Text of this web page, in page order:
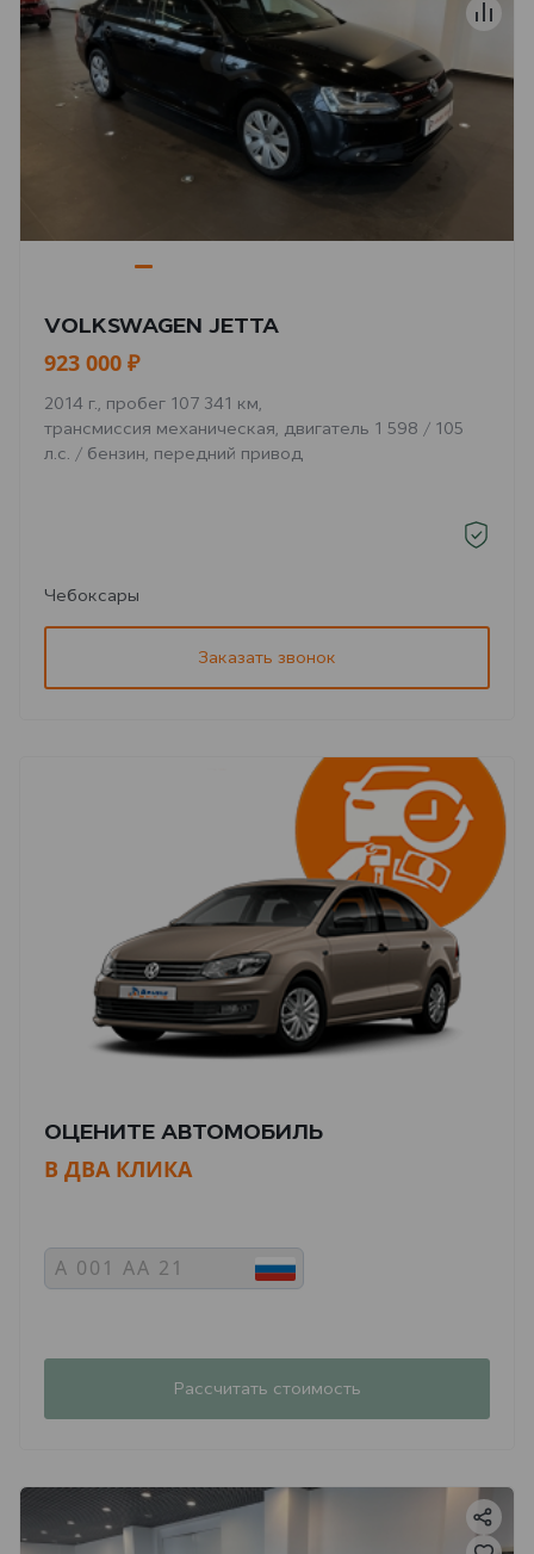
VOLKSWAGEN JETTA
923 000 ₽
2014 г., пробег 107 341 км,
трансмиссия механическая, двигатель 1 598 / 105
л.с. / бензин, передний привод
Чебоксары
Заказать звонок
ОЦЕНИТЕ АВТОМОБИЛЬ
В ДВА КЛИКА
Рассчитать стоимость